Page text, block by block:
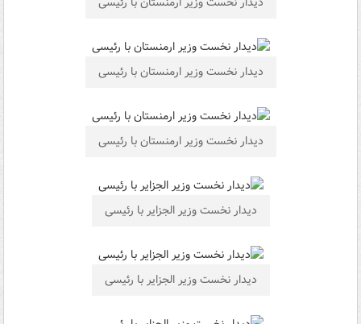
دیدار نخست وزیر ارمنستان با رئیسی
دیدار نخست وزیر ارمنستان با رئیسی
دیدار نخست وزیر الجزایر با رئیسی
دیدار نخست وزیر الجزایر با رئیسی